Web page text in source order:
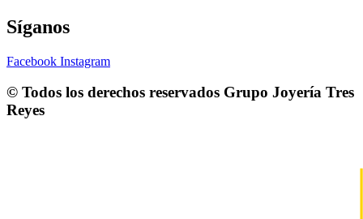
Síganos
Facebook Instagram
© Todos los derechos reservados Grupo Joyería Tres
Reyes